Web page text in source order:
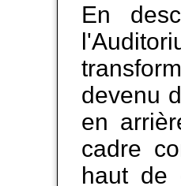
En
devenu
en
cadre
haut de